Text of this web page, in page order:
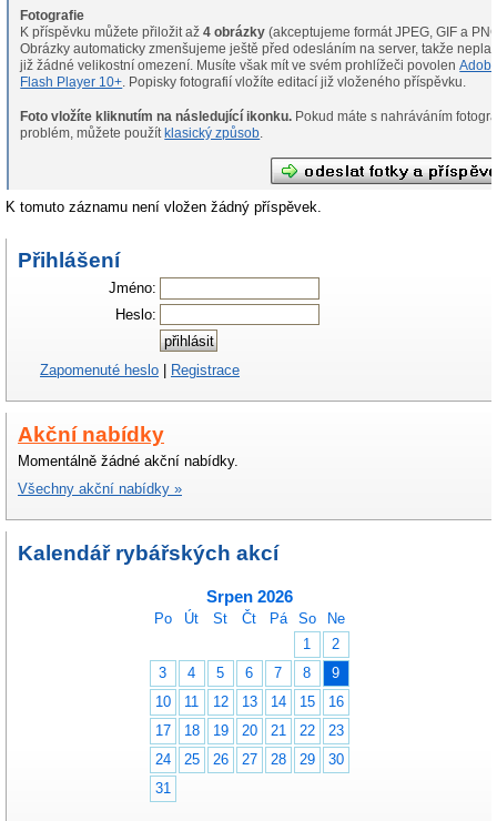
Fotografie
K příspěvku můžete přiložit až4 obrázky (akceptujeme formát JPEG, GIF a
Obrázky automaticky zmenšujeme ještě před odesláním na server, takže
již žádné velikostní omezení. Musíte však mít ve svém prohlížeči povolen
Flash Player 10+ . Popisky fotografií vložíte editací již vloženého příspěvku.
Foto vložíte kliknutím na následující ikonku.
problém, můžete použít klasický způsob.
K tomuto záznamu není vložen žádný příspěvek.
Přihlášení
Jméno:
Heslo:
Zapomenuté heslo Registrace
Akční nabídky
Momentálně žádné akční nabídky.
Všechny akční nabídky »
Kalendář rybářských akcí
Srpen 2026
Po Út St Čt Pá So
Ne
1
2
3
4 5 6 7 8
9
10
11 12 13 14 15
16
17
18 19 20 21 22
23
24
25 26 27 28 29
30
31